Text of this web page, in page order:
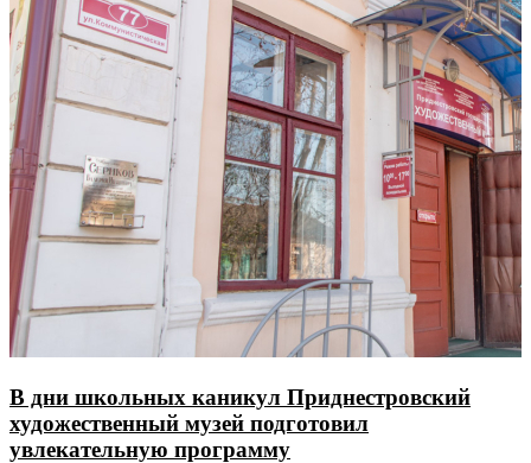
В дни школьных каникул Приднестровский
художественный музей подготовил
увлекательную программу